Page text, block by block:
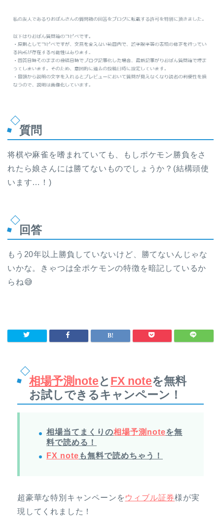
質問
将棋や麻雀を嗜まれていても、もしポケモン勝負をさ
れたら娘さんには勝てないものでしょうか？(結構頭使
います…！)
回答
もう20年以上勝負していないけど、勝てないんじゃな
いかな。きゃつは全ポケモンの特徴を暗記しているか
らね😅
相場予測noteとFX noteを無料
お試しできるキャンペーン！
相場当てまくりの相場予測noteを無
料で読める！
FX note も無料で読めちゃう！
超豪華な特別キャンペーンを ウィブル証券様が実
現してくれました！